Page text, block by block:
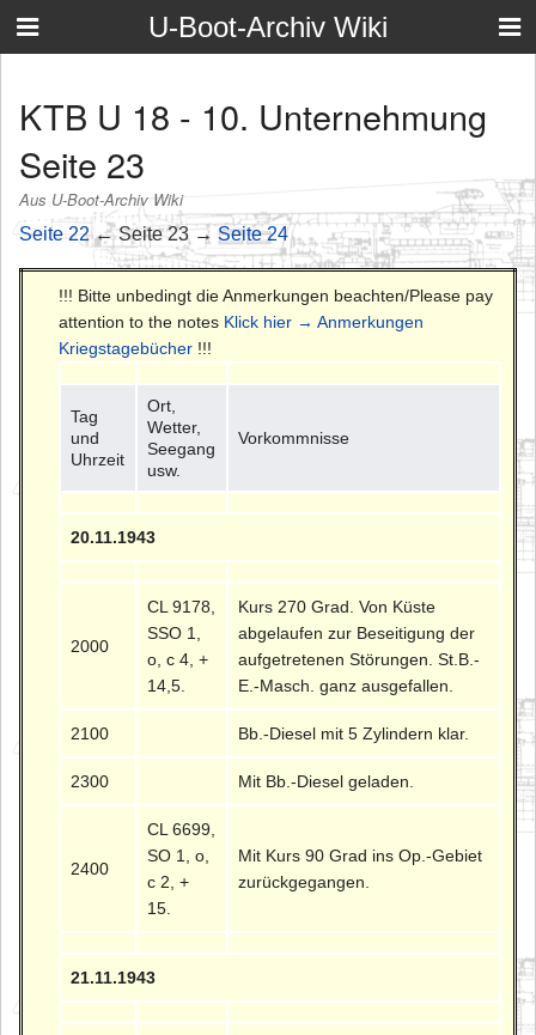
U-Boot-Archiv Wiki
KTB U 18 - 10. Unternehmung
Seite 23
Aus U-Boot-Archiv Wiki
Seite 22← Seite 23 → Seite 24
!!! Bitte unbedingt die Anmerkungen beachten/Please pay
attention to the notes Klick hier → Anmerkungen
Kriegstagebücher !!!
Tag
und
Uhrzeit
Ort,
Wetter,
Seegang
usw.
Vorkommnisse
20.11.1943
2000
CL 9178,
SSO 1,
o, c 4, +
14,5.
Kurs 270 Grad. Von Küste
abgelaufen zur Beseitigung der
aufgetretenen Störungen. St.B.-
E.-Masch. ganz ausgefallen.
2100 Bb.-Diesel mit 5 Zylindern klar.
2300 Mit Bb.-Diesel geladen.
2400
CL 6699,
SO 1, o,
c 2, +
15.
Mit Kurs 90 Grad ins Op.-Gebiet
zurückgegangen.
21.11.1943